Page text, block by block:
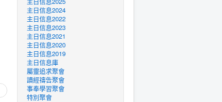
主日信息2024
主日信息2022
主日信息2023
主日信息2021
主日信息2020
主日信息2019
主日信息庫
屬靈追求聚會
讀經禱告聚會
事奉學習聚會
特別聚會